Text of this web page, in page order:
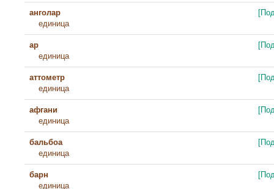
анголар
единица
ар
единица
аттометр
единица
афгани
единица
бальбоа
единица
барн
единица